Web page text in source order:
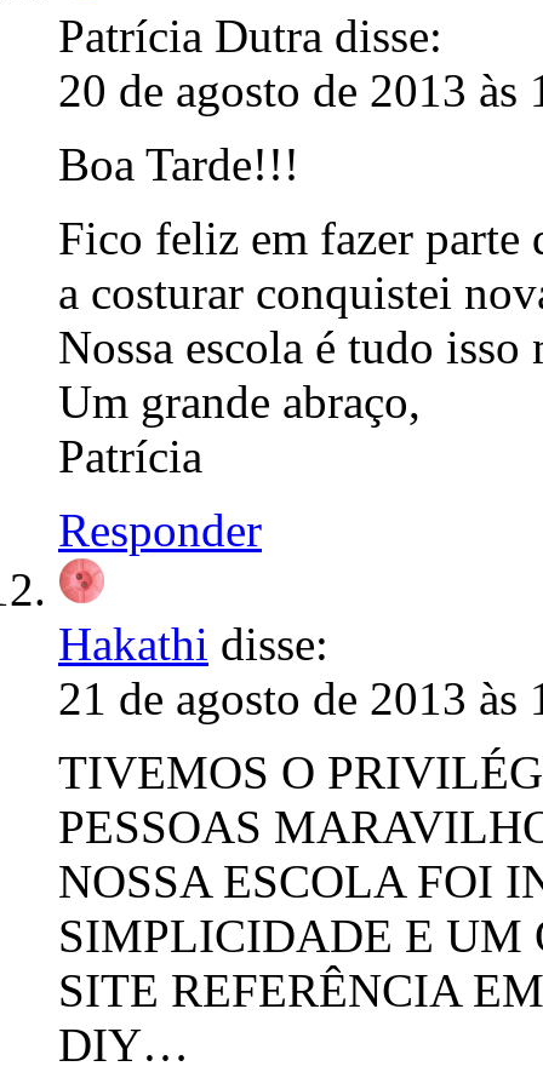
Patrícia Dutra disse:
20 de agosto de 2013 às
Boa Tarde!!!
Fico feliz em fazer parte
a costurar conquistei
Nossa escola é tudo
Um grande abraço,
Patrícia
Responder
Hakathi disse:
21 de agosto de 2013 às
TIVEMOS O
PESSOAS
NOSSA ESCOLA FOI
SIMPLICIDADE E UM
SITE REFERÊNCIA
DIY…